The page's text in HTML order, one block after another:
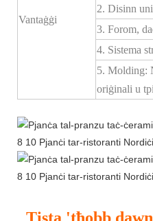
Vantaġġi
2. Disinn
3. Forom,
4. Sistema
5. Molding:
oriġinali u